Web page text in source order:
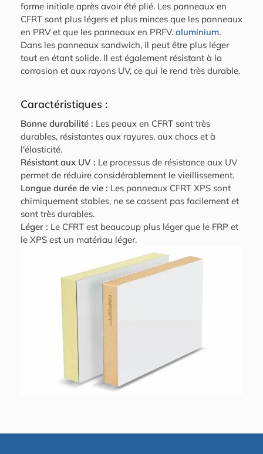
forme initiale après avoir été plié. Les panneaux en
CFRT sont plus légers et plus minces que les panneaux
en PRV et que les panneaux en PRFV. aluminium.
Dans les panneaux sandwich, il peut être plus léger
tout en étant solide. Il est également résistant à la
corrosion et aux rayons UV, ce qui le rend très durable.
Caractéristiques :
Bonne durabilité : Les peaux en CFRT sont très
durables, résistantes aux rayures, aux chocs et à
l'élasticité.
Résistant aux UV : Le processus de résistance aux UV
permet de réduire considérablement le vieillissement.
Longue durée de vie : Les panneaux CFRT XPS sont
chimiquement stables, ne se cassent pas facilement et
sont très durables.
Léger : Le CFRT est beaucoup plus léger que le FRP et
le XPS est un matériau léger.